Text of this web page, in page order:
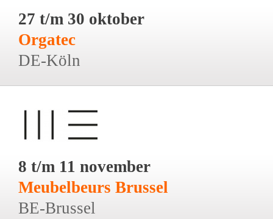
27 t/m 30 oktober
Orgatec
DE-Köln
8 t/m 11 november
Meubelbeurs Brussel
BE-Brussel